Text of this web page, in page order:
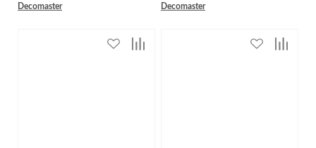
Decomaster Decomaster